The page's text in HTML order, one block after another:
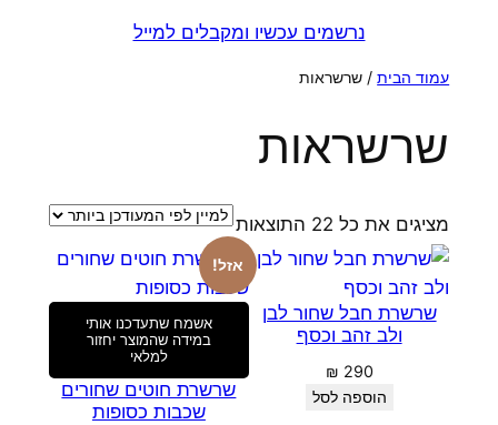
נרשמים עכשיו ומקבלים למייל
עמוד הבית/ שרשראות
שרשראות
מציגים את כל ⁦22⁩ התוצאות
ממוין
הפריט
העדכני
ביותר
שרשרת חבל שחור לבן
ולב זהב וכסף
₪ 290
הוספה לסל
אזל!
אשמח שתעדכנו אותי
במידה שהמוצר יחזור
למלאי
שרשרת חוטים שחורים
שכבות כסופות